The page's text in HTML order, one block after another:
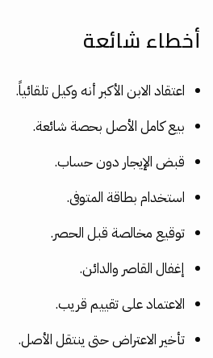
أخطاء شائعة
اعتقاد الابن الأكبر أنه وكيل تلقائياً.
بيع كامل الأصل بحصة شائعة.
قبض الإيجار دون حساب.
استخدام بطاقة المتوفى.
توقيع مخالصة قبل الحصر.
إغفال القاصر والدائن.
الاعتماد على تقييم قريب.
تأخير الاعتراض حتى ينتقل الأصل.